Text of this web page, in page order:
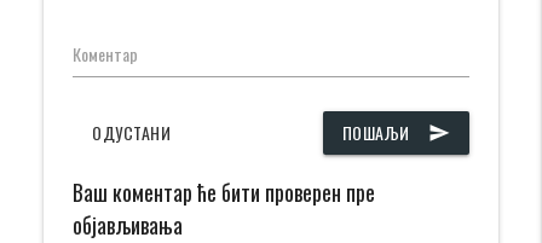
Коментар
ПОШАЉИ send
ОДУСТАНИ
Ваш коментар ће бити проверен пре
објављивања